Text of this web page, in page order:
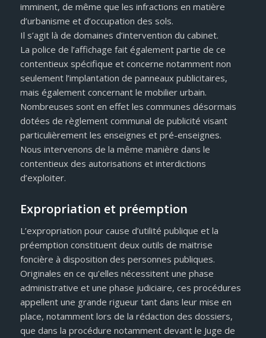
imminent, de même que les infractions en matière
d’urbanisme et d’occupation des sols.
Il s’agit là de domaines d’intervention du cabinet.
La police de l’affichage fait également partie de ce
contentieux spécifique et concerne notamment non
seulement l’implantation de panneaux publicitaires,
mais également concernant le mobilier urbain.
Nombreuses sont en effet les communes désormais
dotées de règlement communal de publicité visant
particulièrement les enseignes et pré-enseignes.
Nous intervenons de la même manière dans le
contentieux des autorisations et interdictions
d’exploiter.
Expropriation et préemption
L’expropriation pour cause d’utilité publique et la
préemption constituent deux outils de maitrise
foncière à disposition des personnes publiques.
Originales en ce qu’elles nécessitent une phase
administrative et une phase judiciaire, ces procédures
appellent une grande rigueur tant dans leur mise en
place, notamment lors de la rédaction des dossiers,
que dans la procédure notamment devant le Juge de